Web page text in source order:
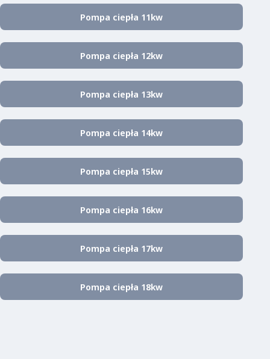
Pompa ciepła 11kw
Pompa ciepła 12kw
Pompa ciepła 13kw
Pompa ciepła 14kw
Pompa ciepła 15kw
Pompa ciepła 16kw
Pompa ciepła 17kw
Pompa ciepła 18kw